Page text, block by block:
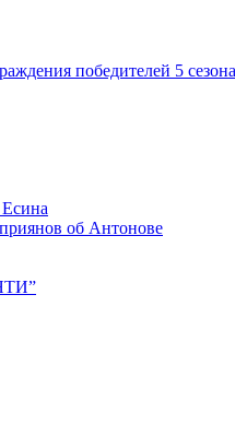
победителей 5 сезона
об Антонове